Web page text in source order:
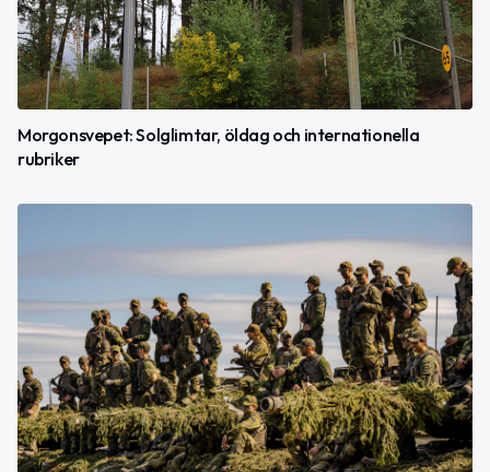
Morgonsvepet: Solglimtar, öldag och internationella
rubriker